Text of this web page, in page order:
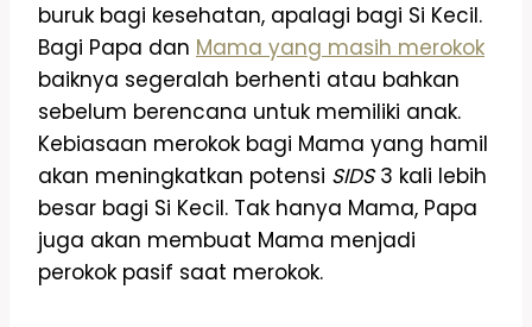
buruk bagi kesehatan, apalagi bagi Si Kecil.
Bagi Papa dan Mama yang masih merokok
baiknya segeralah berhenti atau bahkan
sebelum berencana untuk memiliki anak.
Kebiasaan merokok bagi Mama yang hamil
akan meningkatkan potensi SIDS3 kali lebih
besar bagi Si Kecil. Tak hanya Mama, Papa
juga akan membuat Mama menjadi
perokok pasif saat merokok.